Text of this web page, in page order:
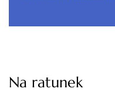
Na ratunek